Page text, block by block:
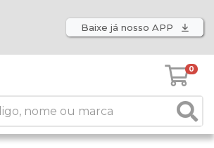
Baixe já nosso APP
0